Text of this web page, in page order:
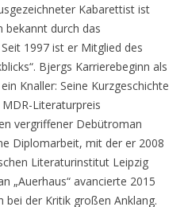
Kabarettist ist
bekannt durch das
1997 ist er Mitglied des
Bjergs Karrierebeginn als
Knaller: Seine Kurzgeschichte
Literaturpreis
vergriffener Debütroman
Diplomarbeit, mit der er 2008
Literaturinstitut Leipzig
„Auerhaus“ avancierte 2015
bei der Kritik großen Anklang.